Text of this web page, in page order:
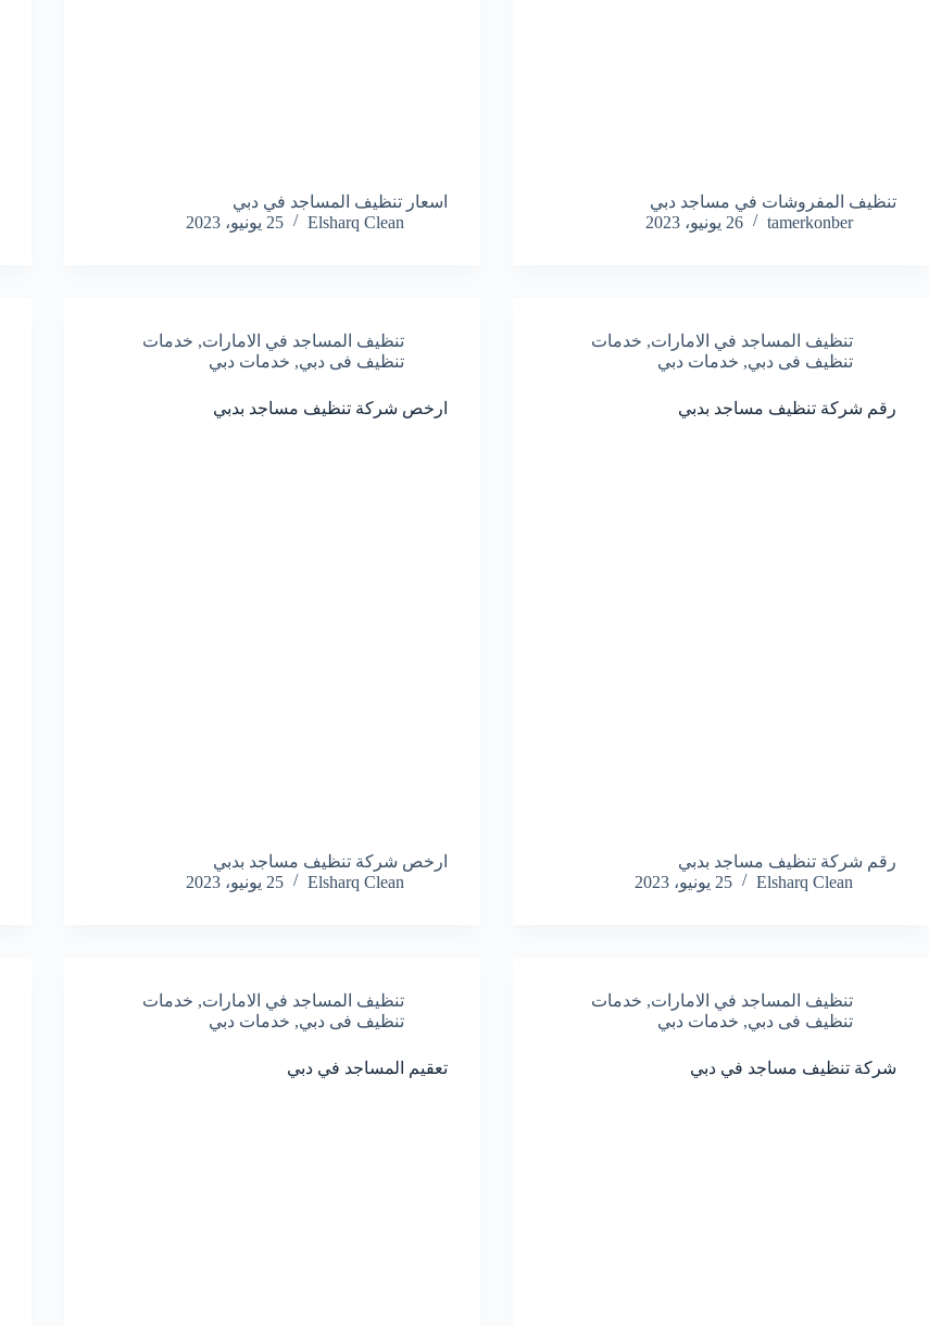
تنظيف المفروشات في مساجد دبي
tamerkonber
26 يونيو، 2023
اسعار تنظيف المساجد في دبي
Elsharq Clean
25 يونيو، 2023
تنظيف المساجد في الامارات, خدمات
تنظيف فى دبي, خدمات دبي
رقم شركة تنظيف مساجد بدبي
رقم شركة تنظيف مساجد بدبي
Elsharq Clean
25 يونيو، 2023
تنظيف المساجد في الامارات, خدمات
تنظيف فى دبي, خدمات دبي
ارخص شركة تنظيف مساجد بدبي
ارخص شركة تنظيف مساجد بدبي
Elsharq Clean
25 يونيو، 2023
تنظيف المساجد في الامارات, خدمات
تنظيف فى دبي, خدمات دبي
شركة تنظيف مساجد في دبي
تنظيف المساجد في الامارات, خدمات
تنظيف فى دبي, خدمات دبي
تعقيم المساجد في دبي